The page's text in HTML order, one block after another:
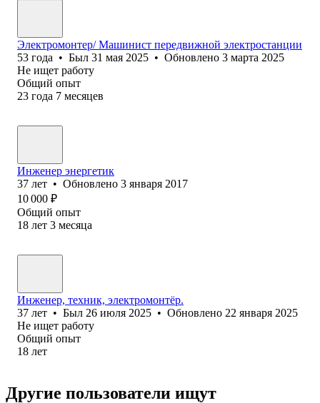
Электромонтер/ Машинист передвижной электростанции
53 года • Был 31 мая 2025 • Обновлено 3 марта 2025
Не ищет работу
Общий опыт
23 года 7 месяцев
Инженер энергетик
37 лет • Обновлено 3 января 2017
10 000 ₽
Общий опыт
18 лет 3 месяца
Инженер, техник, электромонтёр.
37 лет • Был 26 июля 2025 • Обновлено 22 января 2025
Не ищет работу
Общий опыт
18 лет
Другие пользователи ищут